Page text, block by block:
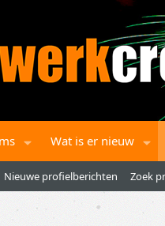
Wat is er nieuw
Nieuwe profielberichten Zoek